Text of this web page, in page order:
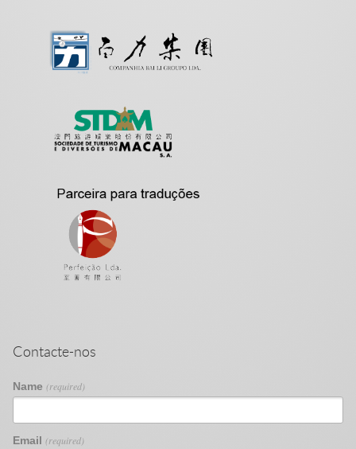
Contacte-nos
Name (required)
Email (required)